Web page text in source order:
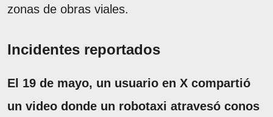
zonas de obras viales.
Incidentes reportados
El 19 de mayo, un usuario en X compartió
un video donde un robotaxi atravesó conos